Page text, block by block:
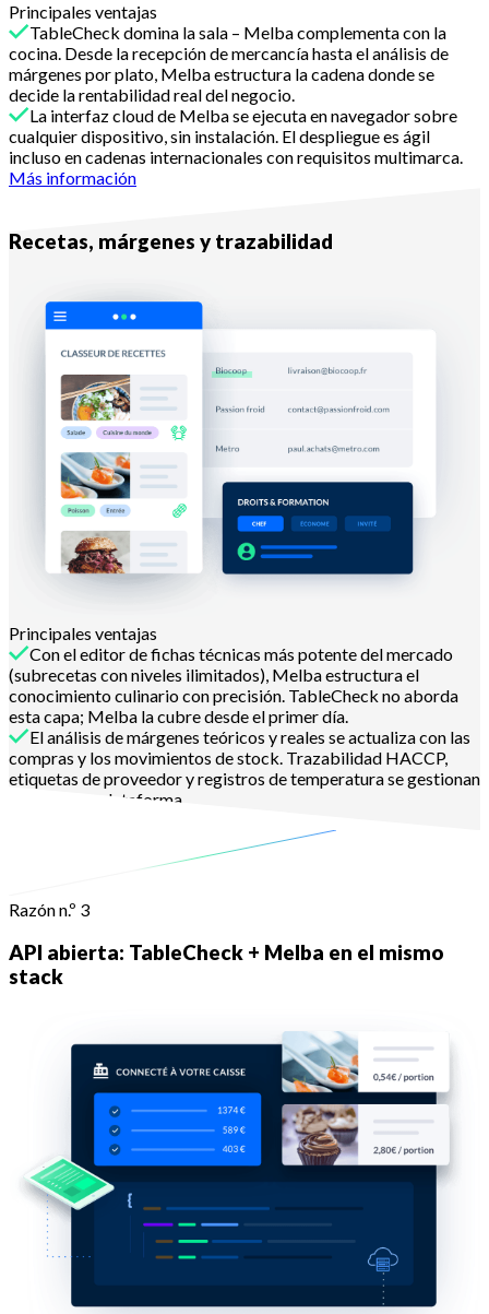
Principales ventajas
TableCheck domina la sala – Melba complementa con la
cocina. Desde la recepción de mercancía hasta el análisis de
márgenes por plato, Melba estructura la cadena donde se
decide la rentabilidad real del negocio.
La interfaz cloud de Melba se ejecuta en navegador sobre
cualquier dispositivo, sin instalación. El despliegue es ágil
incluso en cadenas internacionales con requisitos multimarca.
Más información
Recetas, márgenes y trazabilidad
Principales ventajas
Con el editor de fichas técnicas más potente del mercado
(subrecetas con niveles ilimitados), Melba estructura el
conocimiento culinario con precisión. TableCheck no aborda
esta capa; Melba la cubre desde el primer día.
El análisis de márgenes teóricos y reales se actualiza con las
compras y los movimientos de stock. Trazabilidad HACCP,
etiquetas de proveedor y registros de temperatura se gestionan
en la misma plataforma.
Razón n.º 3
API abierta: TableCheck + Melba en el mismo
stack